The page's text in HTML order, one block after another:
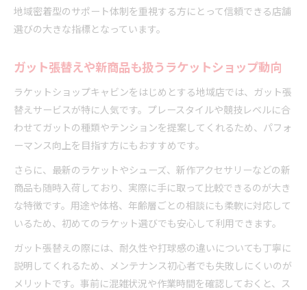
地域密着型のサポート体制を重視する方にとって信頼できる店舗
選びの大きな指標となっています。
ガット張替えや新商品も扱うラケットショップ動向
ラケットショップキャビンをはじめとする地域店では、ガット張
替えサービスが特に人気です。プレースタイルや競技レベルに合
わせてガットの種類やテンションを提案してくれるため、パフォ
ーマンス向上を目指す方にもおすすめです。
さらに、最新のラケットやシューズ、新作アクセサリーなどの新
商品も随時入荷しており、実際に手に取って比較できるのが大き
な特徴です。用途や体格、年齢層ごとの相談にも柔軟に対応して
いるため、初めてのラケット選びでも安心して利用できます。
ガット張替えの際には、耐久性や打球感の違いについても丁寧に
説明してくれるため、メンテナンス初心者でも失敗しにくいのが
メリットです。事前に混雑状況や作業時間を確認しておくと、ス